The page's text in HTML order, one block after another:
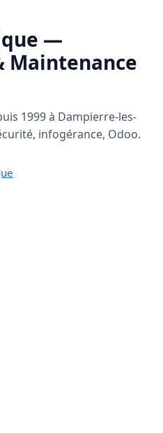
—
Maintenance
1999 à Dampierre-les-
infogérance, Odoo.